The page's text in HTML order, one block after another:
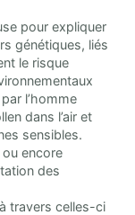
pour expliquer
génétiques, liés
le risque
l’homme
dans l’air et
sensibles.
encore
des
travers celles-ci